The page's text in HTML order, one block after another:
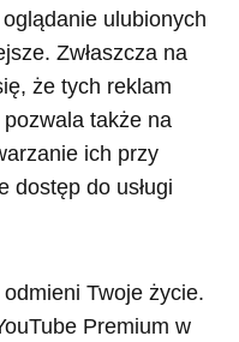
ulubionych
Zwłaszcza na
że tych reklam
także na
ich przy
dostęp do usługi